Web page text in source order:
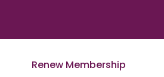
Renew Membership